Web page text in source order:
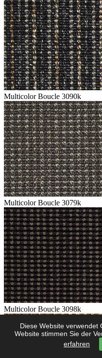
Diese Website verwendet
Website stimmen Sie der
erfahren
Multicolor Boucle 3090k
Multicolor Boucle 3079k
Multicolor Boucle 3098k